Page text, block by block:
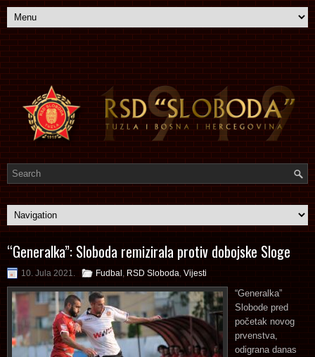
“Generalka”: Sloboda remizirala protiv dobojske Sloge
10. Jula 2021. Fudbal RSD Sloboda Vijesti
“Generalka”
Slobode pred
početak novog
prvenstva,
odigrana danas